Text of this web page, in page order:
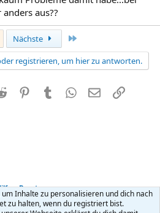
aus??
Nächste
registrieren, um hier zu antworten.
Reddit PinterestTumblr WhatsApp
E-MailLink
+ Beratung
Inhalte zu personalisieren und dich nach
zu halten, wenn du registriert bist.